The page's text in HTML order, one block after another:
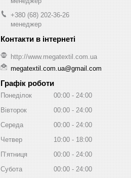
+380 (68) 202-36-26
менеджер
http://www.megatextil.com.ua
megatextil.com.ua@gmail.com
Графік роботи
Понеділок 00:00
24:00
Вівторок
00:00
24:00
Середа
00:00
24:00
Четвер
10:00
18:00
Пʼятниця
00:00
24:00
Субота
00:00
24:00